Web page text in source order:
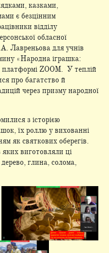
казками,
є безцінним
відділу
обласної
Лавреньова для учнів
«Народна іграшка:
ZOOM. У теплій
про багатство й
через призму народної
з історією
їх роллю у вихованні
як святкових оберегів.
виготовляли ці
глина, солома,